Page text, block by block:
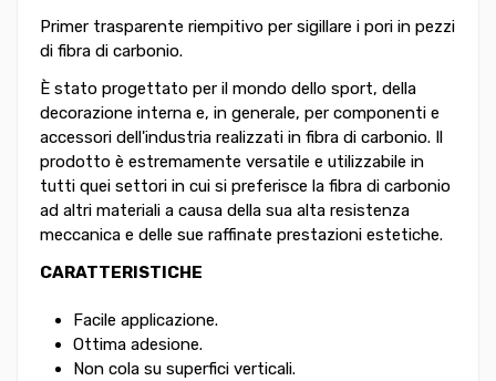
Primer trasparente riempitivo per sigillare i pori in pezzi
di fibra di carbonio.
È stato progettato per il mondo dello sport, della
decorazione interna e, in generale, per componenti e
accessori dell'industria realizzati in fibra di carbonio. Il
prodotto è estremamente versatile e utilizzabile in
tutti quei settori in cui si preferisce la fibra di carbonio
ad altri materiali a causa della sua alta resistenza
meccanica e delle sue raffinate prestazioni estetiche.
CARATTERISTICHE
Facile applicazione.
Ottima adesione.
Non cola su superfici verticali.